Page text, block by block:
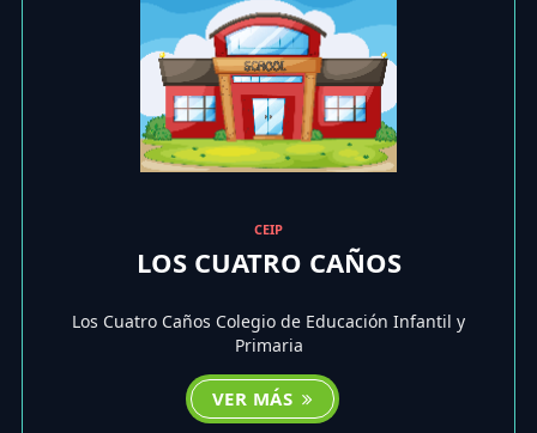
CEIP
LOS CUATRO CAÑOS
Los Cuatro Caños Colegio de Educación Infantil y
Primaria
VER MÁS